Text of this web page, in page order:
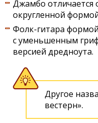
Джамбо отличается
округленной
Фолк-гитара
с уменьшенным
версией дредноута.
Другое
вестерн».